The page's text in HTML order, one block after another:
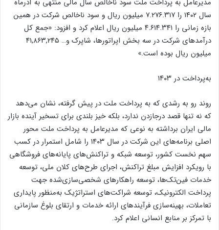
سال ۱۴۰۲ را ۷.۲۷۶.۳۱۷ میلیون ریال و سود ناخالص شرکت در همین
بازه زمانی را ۴.۶۱۴.۳۴۱ میلیون ریال اعلام کرد و افزود: «جمع کل
درآمد‌های شرکت در سه بخش اپراتورها، شاپرک و… ۴۱,۸۶۳,۲۴۵
میلیون ریال بوده است.»
به‌پرداخت در ۱۴۰۳
روند رو به رشدی که به پرداخت ملت در پیش گرفته، نشان می‌دهد
که نه تنها قصد درجازدن ندارد، بلکه خیز بلندی برای تسخیر آینده بازار
مالی ایران برداشته به نوعی که مدیرعامل به پرداخت ملت محور
اصلی برنامه‌های این شرکت در سال ۱۴۰۳ را شامل استمرار در کسب
سهم نخست کشور، توسعه شبکه و تراکنش‌های پایانه‌های فروشگاهی
با رویکرد افزایش مبلغ تراکنش، اجرای طرح‌های کلان ملی، توسعه
خدمات فین‌تک‌ها، توسعه راهکار‌های شخصی‌سازی‌شده جهت
پرداخت الکترونیک، توسعه شراکت‌های استراتژیک به‌منظور پایداری
تعاملات، بهینه‌سازی فرآیند‌های ارائه خدمات و ارتقای بلوغ سازمانی
با تمرکز بر منابع انسانی اعلام کرد.